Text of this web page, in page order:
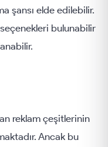
şansı elde edilebilir.
bulunabilir
reklam çeşitlerinin
Ancak bu